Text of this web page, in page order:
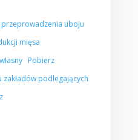
uboju
mięsa
Pobierz
zakładów podlegających